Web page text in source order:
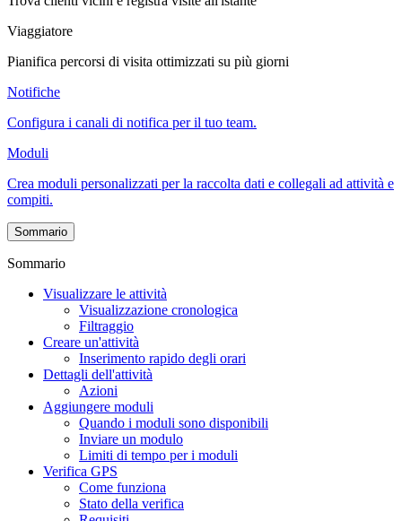
Viaggiatore
Pianifica percorsi di visita ottimizzati su più giorni
Notifiche
Configura i canali di notifica per il tuo team.
Moduli
Crea moduli personalizzati per la raccolta dati e collegali ad attività e
compiti.
Sommario
Sommario
Visualizzare le attività
Visualizzazione cronologica
Filtraggio
Creare un'attività
Inserimento rapido degli orari
Dettagli dell'attività
Azioni
Aggiungere moduli
Quando i moduli sono disponibili
Inviare un modulo
Limiti di tempo per i moduli
Verifica GPS
Come funziona
Stato della verifica